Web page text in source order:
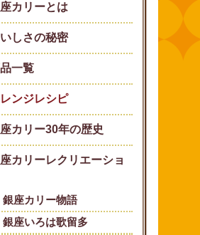
カリーとは
しさの秘密
一覧
ンジレシピ
カリー30年の歴史
カリーレクリエーショ
銀座カリー物語
銀座いろは歌留多